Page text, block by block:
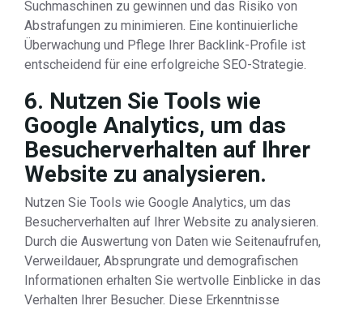
Suchmaschinen zu gewinnen und das Risiko von
Abstrafungen zu minimieren. Eine kontinuierliche
Überwachung und Pflege Ihrer Backlink-Profile ist
entscheidend für eine erfolgreiche SEO-Strategie.
6. Nutzen Sie Tools wie
Google Analytics, um das
Besucherverhalten auf Ihrer
Website zu analysieren.
Nutzen Sie Tools wie Google Analytics, um das
Besucherverhalten auf Ihrer Website zu analysieren.
Durch die Auswertung von Daten wie Seitenaufrufen,
Verweildauer, Absprungrate und demografischen
Informationen erhalten Sie wertvolle Einblicke in das
Verhalten Ihrer Besucher. Diese Erkenntnisse